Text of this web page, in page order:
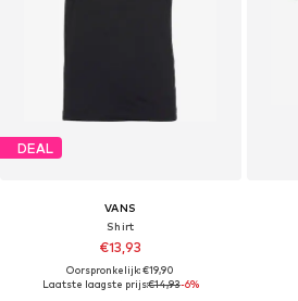
DEAL
VANS
Shirt
€13,93
Oorspronkelijk: €19,90
Laatste laagste prijs:€14,93-6%